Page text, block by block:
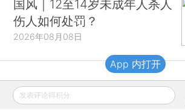
国风｜12至14岁未成年人杀人
伤人如何处罚？
2026年08月08日
财新移动
发表评论得积分
App 内打开